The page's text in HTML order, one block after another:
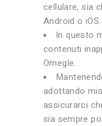
cellulare, sia
Android o iOS.
In questo
contenuti
Omegle.
adottando
assicurarci
sia sempre